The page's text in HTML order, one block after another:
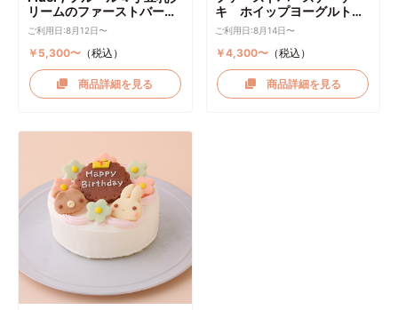
リームのファーストバース
デーケーキ ケーキトッパー
付き
ご利用日:8月12日〜
￥5,300〜（税込）
商品詳細を見る
キ ホイップヨーグルトク
リーム
ご利用日:8月14日〜
￥4,300〜 （税込）
商品詳細を見る